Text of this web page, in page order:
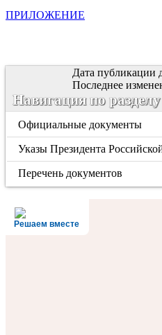
ПРИЛОЖЕНИЕ
Дата публикации
Последнее
Навигация по разделу
Официальные документы
Указы Президента
Перечень документов
Решаем вместе